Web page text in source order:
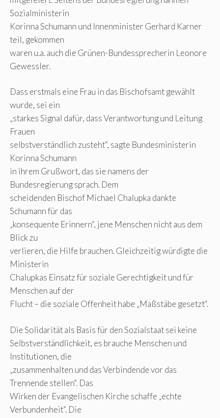
Sozialministerin
Korinna Schumann und Innenminister Gerhard Karner
teil, gekommen
waren u.a. auch die Grünen-Bundessprecherin Leonore
Gewessler.
Dass erstmals eine Frau in das Bischofsamt gewählt
wurde, sei ein
„starkes Signal dafür, dass Verantwortung und Leitung
Frauen
selbstverständlich zusteht“, sagte Bundesministerin
Korinna Schumann
in ihrem Grußwort, das sie namens der
Bundesregierung sprach. Dem
scheidenden Bischof Michael Chalupka dankte
Schumann für das
„konsequente Erinnern“, jene Menschen nicht aus dem
Blick zu
verlieren, die Hilfe brauchen. Gleichzeitig würdigte die
Ministerin
Chalupkas Einsatz für soziale Gerechtigkeit und für
Menschen auf der
Flucht – die soziale Offenheit habe „Maßstäbe gesetzt“.
Die Solidarität als Basis für den Sozialstaat sei keine
Selbstverständlichkeit, es brauche Menschen und
Institutionen, die
„zusammenhalten und das Verbindende vor das
Trennende stellen“. Das
Wirken der Evangelischen Kirche schaffe „echte
Verbundenheit“. Die